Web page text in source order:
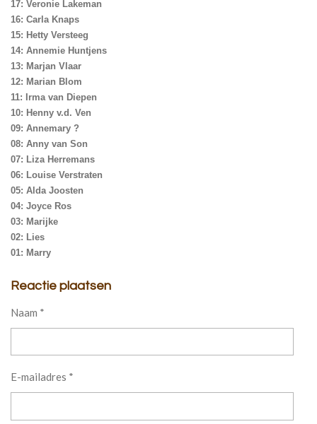
17: Veronie Lakeman
16: Carla Knaps
15: Hetty Versteeg
14: Annemie Huntjens
13: Marjan Vlaar
12: Marian Blom
11: Irma van Diepen
10: Henny v.d. Ven
09: Annemary ?
08: Anny van Son
07: Liza Herremans
06: Louise Verstraten
05: Alda Joosten
04: Joyce Ros
03: Marijke
02: Lies
01: Marry
Reactie plaatsen
Naam *
E-mailadres *